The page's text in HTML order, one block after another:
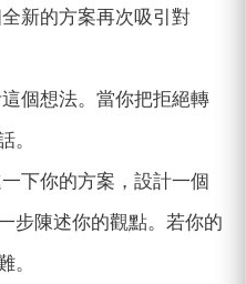
新的方案再次吸引對
個想法。當你把拒絕轉
。
下你的方案，設計一個
步陳述你的觀點。若你的
。